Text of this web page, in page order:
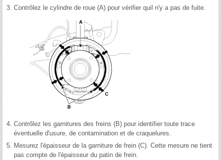
3. Contrôlez le cylindre de roue (A) pour vérifier quil n'y a pas de fuite.
4. Contrôlez les garnitures des freins (B) pour identifier toute trace
éventuelle d'usure, de contamination et de craquelures.
5. Mesurez l'épaisseur de la garniture de frein (C). Cette mesure ne tient
pas compte de l'épaisseur du patin de frein.